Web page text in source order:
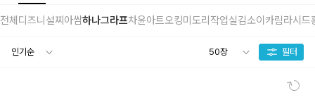
전체 디즈니 설찌 아쌈하나그라프차윤아트오킹미도리작업실김소이 카림라시드
필터